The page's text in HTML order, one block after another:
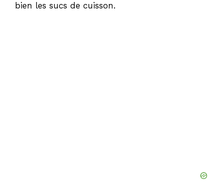
bien les sucs de cuisson.